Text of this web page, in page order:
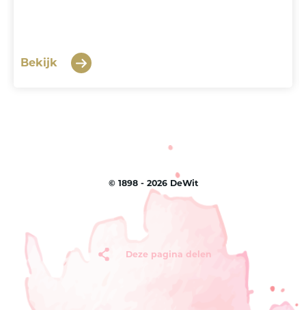
Bekijk
© 1898 - 2026 DeWit
Deze pagina delen